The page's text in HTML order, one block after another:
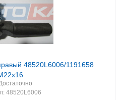
48520L6006/1191658
: 48520L6006